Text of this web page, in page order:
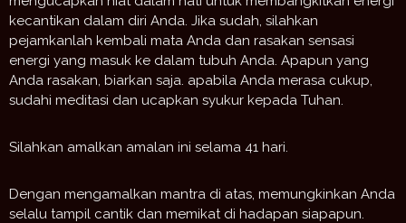
kecantikan dalam diri Anda. Jika sudah, silahkan
pejamkanlah kembali mata Anda dan rasakan sensasi
energi yang masuk ke dalam tubuh Anda. Apapun yang
Anda rasakan, biarkan saja. apabila Anda merasa cukup,
sudahi meditasi dan ucapkan syukur kepada Tuhan.
Silahkan amalkan amalan ini selama 41 hari.
Dengan mengamalkan mantra di atas, memungkinkan Anda
selalu tampil cantik dan memikat di hadapan siapapun.